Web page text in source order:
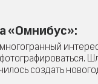
«Омнибус»:
создать